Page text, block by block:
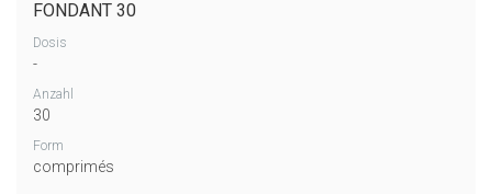
FONDANT 30
Dosis
-
Anzahl
30
Form
comprimés